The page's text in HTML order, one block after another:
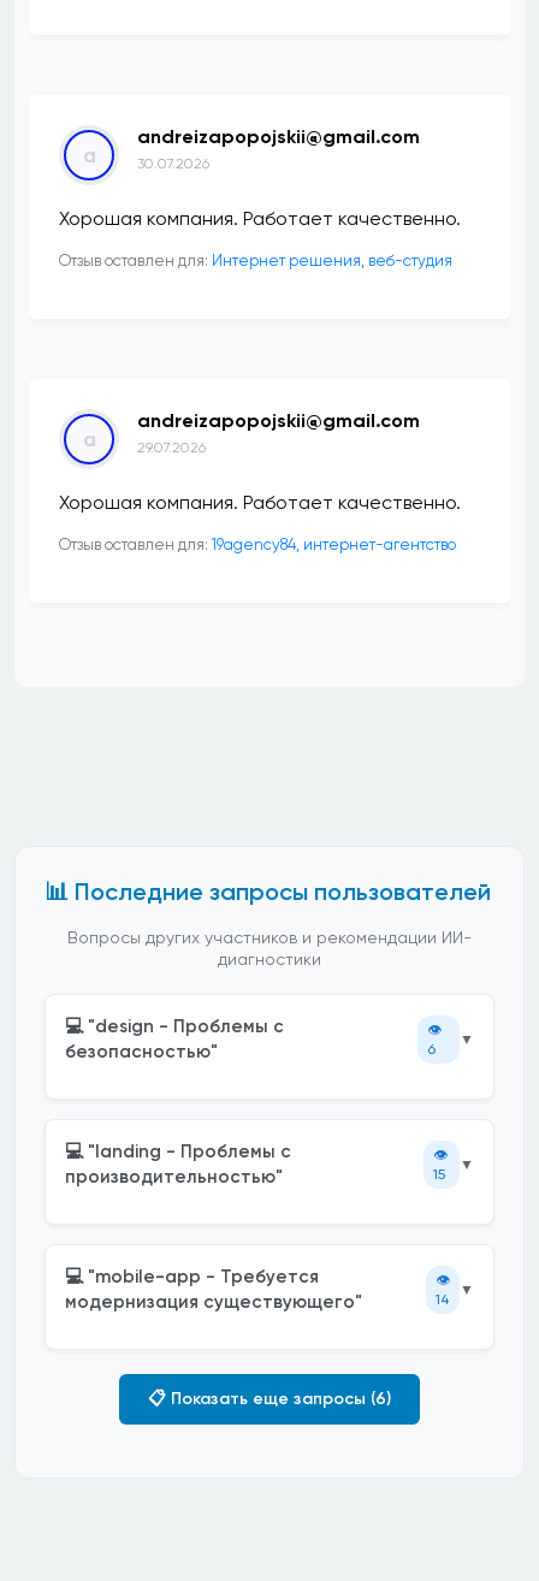
a
andreizapopojskii@gmail.com
30.07.2026
Хорошая компания. Работает качественно.
Отзыв оставлен для: Интернет решения, веб-студия
a
andreizapopojskii@gmail.com
29.07.2026
Хорошая компания. Работает качественно.
Отзыв оставлен для: 19agency84, интернет-агентство
📊 Последние запросы пользователей
Вопросы других участников и рекомендации ИИ-
диагностики
💻 "design - Проблемы с
безопасностью"
👁️
6
▼
💻 "landing - Проблемы с
производительностью"
👁️
15
▼
💻 "mobile-app - Требуется
модернизация существующего"
👁️
14
▼
📋 Показать еще запросы (6)